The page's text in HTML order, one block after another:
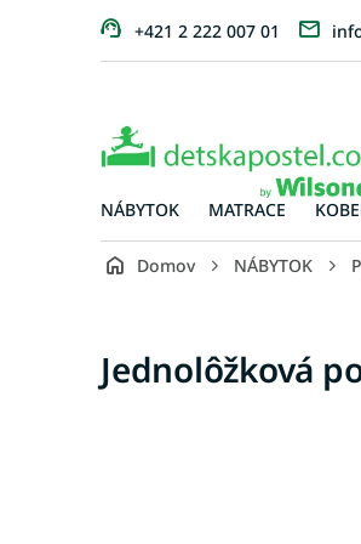
+421 2 222 007 01
NÁBYTOK MATRACE
Domov NÁBYTOK
Jednolôžková